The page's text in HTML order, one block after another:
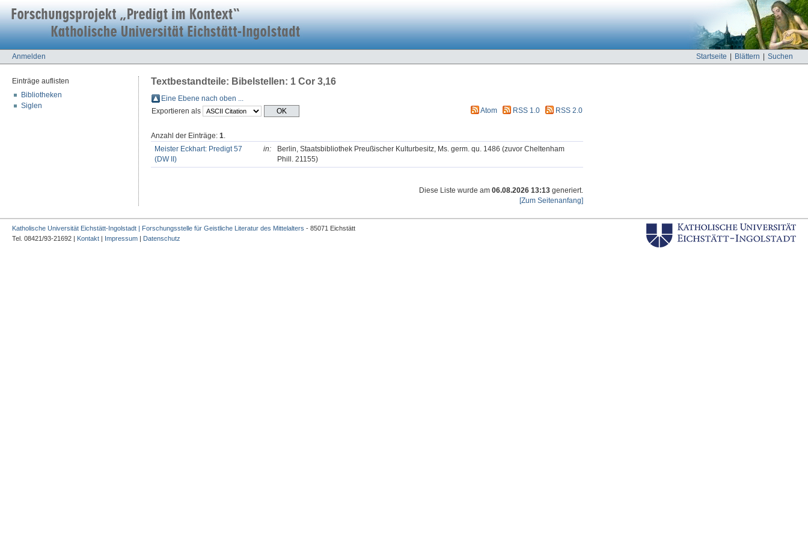
Startseite Blättern Suchen
Anmelden
Einträge auflisten
Bibliotheken
Siglen
Textbestandteile: Bibelstellen: 1 Cor 3,16
Eine Ebene nach oben ...
Exportieren als
Atom RSS 1.0 RSS 2.0
Anzahl der Einträge: 1.
Meister Eckhart: Predigt 57
(DW II)
in:
Berlin, Staatsbibliothek Preußischer Kulturbesitz, Ms. germ. qu. 1486 (zuvor Cheltenham
Phill. 21155)
Diese Liste wurde am 06.08.2026 13:13 generiert.
[Zum Seitenanfang]
Katholische Universität Eichstätt-Ingolstadt | Forschungsstelle für Geistliche Literatur des Mittelalters - 85071 Eichstätt
Tel. 08421/93-21692 | Kontakt | Impressum | Datenschutz